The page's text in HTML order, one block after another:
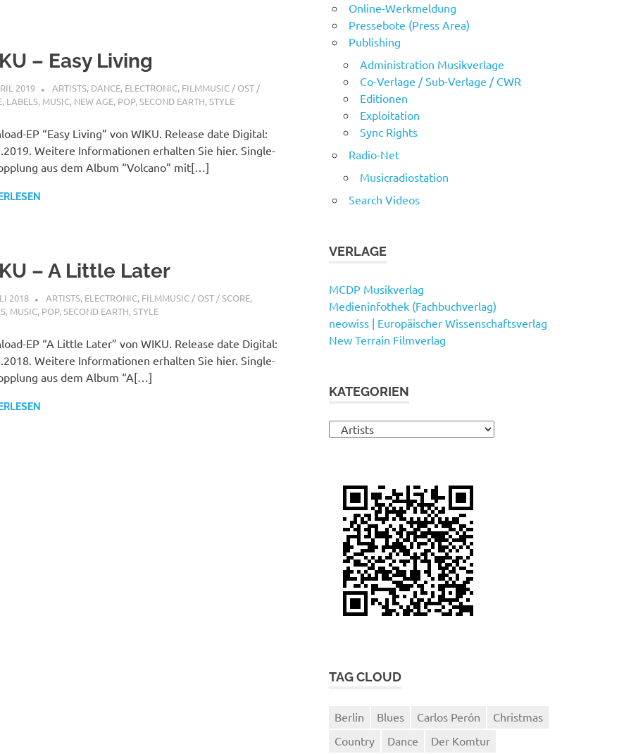
– Easy Living
2019 STEFANBRAUN
ARTISTS, DANCE, ELECTRONIC, FILMMUSIC / OST /
, LABELS, MUSIC, NEW AGE, POP,SECOND EARTH,STYLE
EP “Easy Living” von WIKU. Release date Digital:
Weitere Informationen erhalten Sie hier. Single-
aus dem Album “Volcano” mit[…]
– A Little Later
2018 STEFANBRAUN
ARTISTS, ELECTRONIC, FILMMUSIC / OST / SCORE,
, MUSIC, POP,SECOND EARTH,STYLE
EP “A Little Later” von WIKU. Release date Digital:
Weitere Informationen erhalten Sie hier. Single-
aus dem Album “A[…]
Online-Werkmeldung
Pressebote (Press Area)
Publishing
Administration Musikverlage
Co-Verlage / Sub-Verlage / CWR
Editionen
Exploitation
Sync Rights
Radio-Net
Musicradiostation
Search Videos
VERLAGE
MCDP Musikverlag
Medieninfothek (Fachbuchverlag)
neowiss | Europäischer Wissenschaftsverlag
New Terrain Filmverlag
KATEGORIEN
Kategorien
TAG CLOUD
Berlin Blues Carlos Perón
Christmas
Country
Dance
Der Komtur